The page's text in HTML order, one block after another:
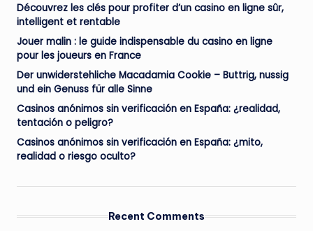
Découvrez les clés pour profiter d’un casino en ligne sûr,
intelligent et rentable
Jouer malin : le guide indispensable du casino en ligne
pour les joueurs en France
Der unwiderstehliche Macadamia Cookie – Buttrig, nussig
und ein Genuss für alle Sinne
Casinos anónimos sin verificación en España: ¿realidad,
tentación o peligro?
Casinos anónimos sin verificación en España: ¿mito,
realidad o riesgo oculto?
Recent Comments